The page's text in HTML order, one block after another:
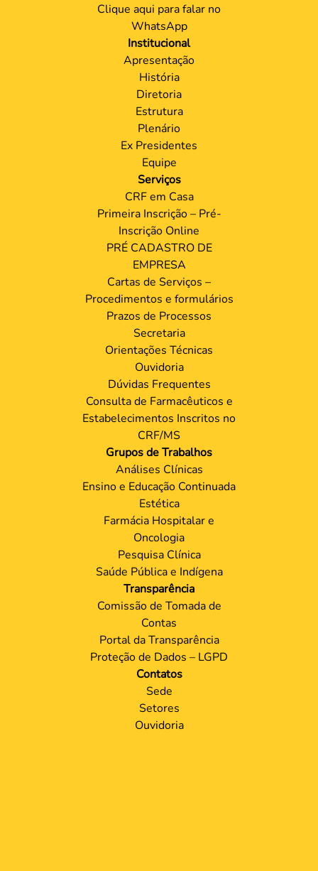
Clique aqui para falar no
WhatsApp
Institucional
Apresentação
História
Diretoria
Estrutura
Plenário
Ex Presidentes
Equipe
Serviços
CRF em Casa
Primeira Inscrição – Pré-
Inscrição Online
PRÉ CADASTRO DE
EMPRESA
Cartas de Serviços –
Procedimentos e formulários
Prazos de Processos
Secretaria
Orientações Técnicas
Ouvidoria
Dúvidas Frequentes
Consulta de Farmacêuticos e
Estabelecimentos Inscritos no
CRF/MS
Grupos de Trabalhos
Análises Clínicas
Ensino e Educação Continuada
Estética
Farmácia Hospitalar e
Oncologia
Pesquisa Clínica
Saúde Pública e Indígena
Transparência
Comissão de Tomada de
Contas
Portal da Transparência
Proteção de Dados – LGPD
Contatos
Sede
Setores
Ouvidoria